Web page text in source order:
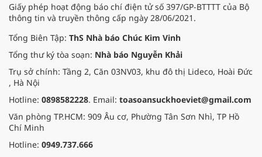
Giấy phép hoạt động báo chí điện tử số 397/GP-BTTTT của Bộ
thông tin và truyền thông cấp ngày 28/06/2021.
Tổng Biên Tập: ThS Nhà báo Chúc Kim Vinh
Tổng thư ký tòa soạn: Nhà báo Nguyễn Khải
Trụ sở chính: Tầng 2, Căn 03NV03, khu đô thị Lideco, Hoài Đức
, Hà Nội
Hotline: 0898582228. Email: toasoansuckhoeviet@gmail.com
Văn phòng TP.HCM: 909 Âu cơ, Phường Tân Sơn Nhì, TP Hồ
Chí Minh
Hotline: 0949.737.666